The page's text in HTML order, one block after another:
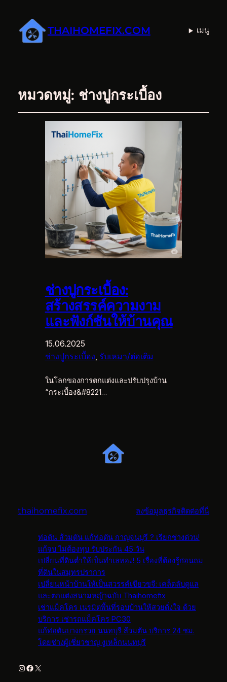
THAIHOMEFIX.COM เมนู
หมวดหมู่: ช่างปูกระเบื้อง
ช่างปูกระเบื้อง:
สร้างสรรค์ความงาม
และฟังก์ชันให้บ้านคุณ
15.06.2025
ช่างปูกระเบื้อง รับเหมา/ต่อเติม
ในโลกของการตกแต่งและปรับปรุงบ้าน
“กระเบื้อง&#8221…
thaihomefix.com ลงข้อมูลธุรกิจติดต่อที่นี่
ท่อตัน ส้วมตัน แก้ท่อตัน กาญจนบุรี ? เรียกช่างด่วน!
แก้จบ ไม่ต้องทุบ รับประกัน 45 วัน
เปลี่ยนที่ดินต่ำให้เป็นทำเลทอง! 5 เรื่องที่ต้องรู้ก่อนถม
ที่ดินในสมุทรปราการ
เปลี่ยนหน้าบ้านให้เป็นสวรรค์เขียวขจี: เคล็ดลับดูแล
และตกแต่งสนามหญ้าฉบับ Thaihomefix
เช่าแม็คโคร เนรมิตพื้นที่รอบบ้านให้สวยดั่งใจ ด้วย
บริการ เช่ารถแม็คโคร PC30
แก้ท่อตันบางกรวย นนทบุรี ส้วมตัน บริการ 24 ชม.
โดยช่างผู้เชี่ยวชาญ งูเหล็กนนทบุรี
Instagram
Facebook
X